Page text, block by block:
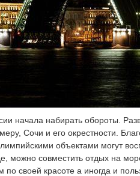
начала набирать обороты.
Сочи и его окрестности.
объектами могут
можно совместить отдых на
своей красоте а иногда и